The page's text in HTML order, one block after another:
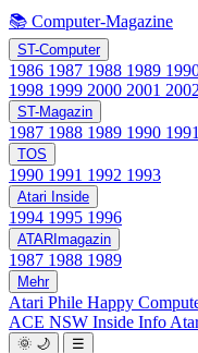
📚 Computer-Magazine
ST-Computer
1986 1987 1988 1989
1998 1999 2000 2001 2002
ST-Magazin
1987 1988 1989 1990 1991
TOS
1990 1991 1992 1993
Atari Inside
1994 1995 1996
ATARImagazin
1987 1988 1989
Mehr
Atari Phile Happy
ACE NSW Inside Info
🌞 🌙
☰